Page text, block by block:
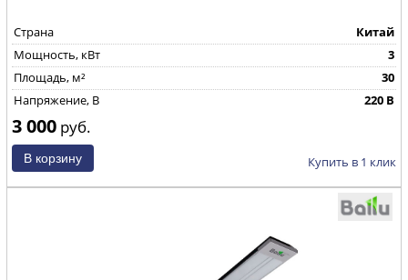
Страна
Китай
Мощность, кВт
3
Площадь, м²
30
Напряжение, В
220 В
3 000 руб.
Купить в 1 клик